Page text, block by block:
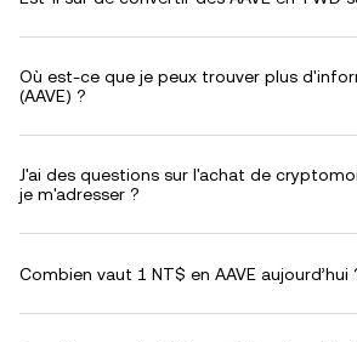
Où est-ce que je peux trouver plus
(AAVE) ?
J'ai des questions sur l'achat de
je m'adresser ?
Combien vaut 1 NT$ en AAVE aujourd’hui